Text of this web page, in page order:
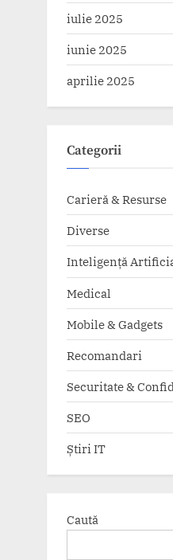
iulie 2025
iunie 2025
aprilie 2025
Categorii
Carieră & Resurse
Diverse
Inteligență
Medical
Mobile & Gadgets
Recomandari
Securitate &
SEO
Știri IT
Caută